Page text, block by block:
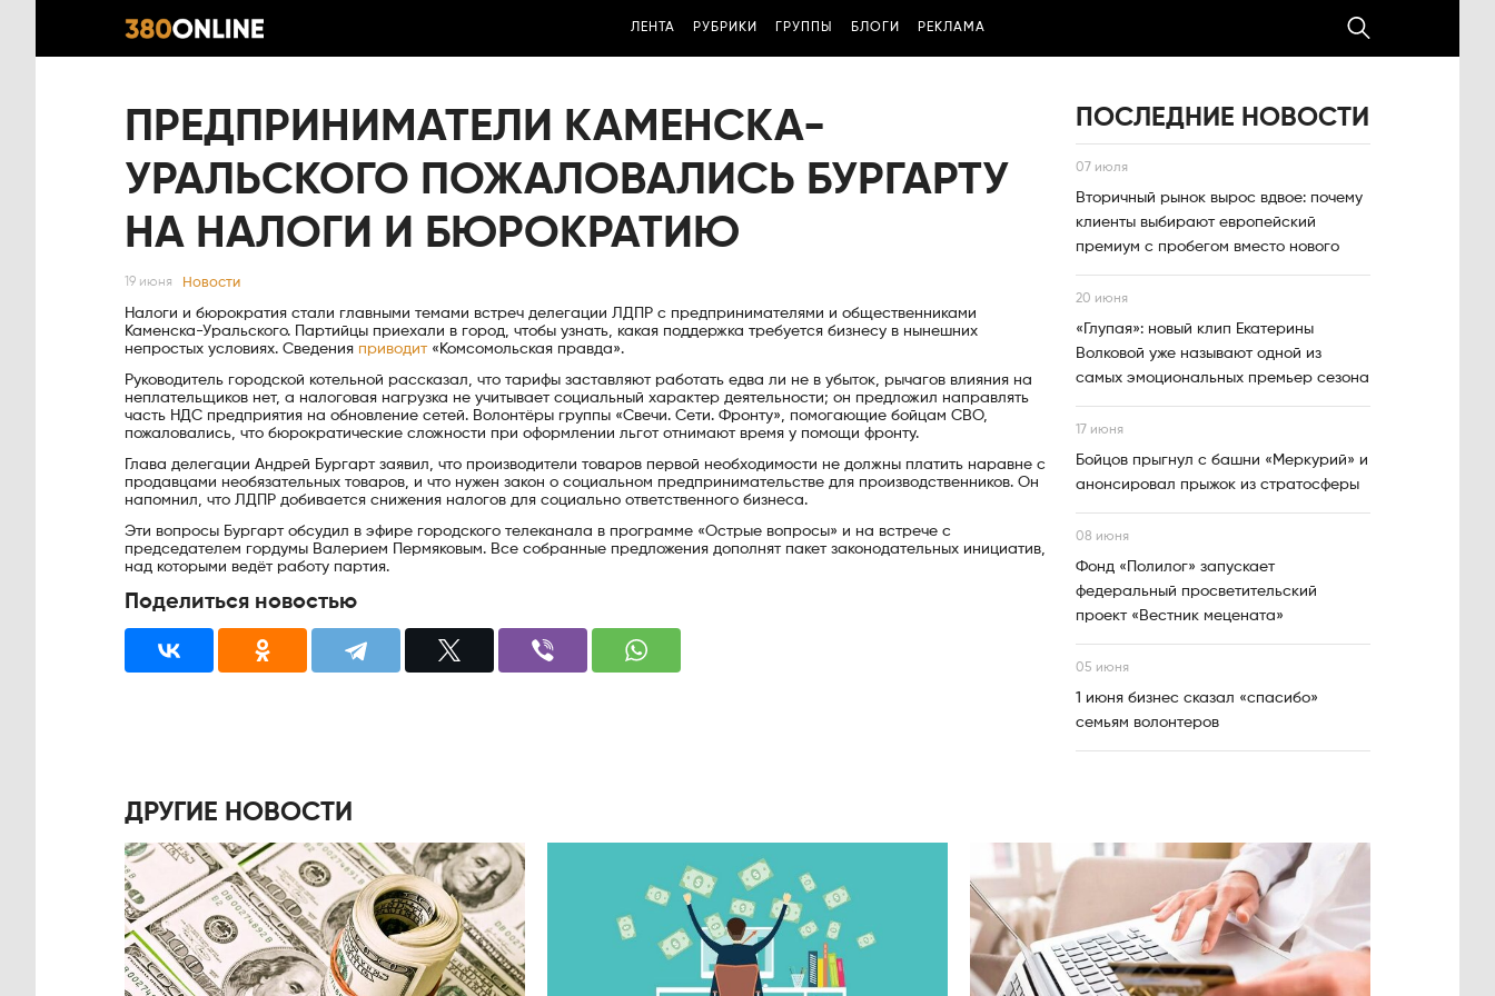
ЛЕНТА РУБРИКИ ГРУППЫ БЛОГИ РЕКЛАМА
ПРЕДПРИНИМАТЕЛИ КАМЕНСКА-
УРАЛЬСКОГО ПОЖАЛОВАЛИСЬ БУРГАРТУ
НА НАЛОГИ И БЮРОКРАТИЮ
19 июня Новости
Налоги и бюрократия стали главными темами встреч делегации ЛДПР с предпринимателями и общественниками
Каменска-Уральского. Партийцы приехали в город, чтобы узнать, какая поддержка требуется бизнесу в нынешних
непростых условиях. Сведения приводит«Комсомольская правда».
Руководитель городской котельной рассказал, что тарифы заставляют работать едва ли не в убыток, рычагов влияния на
неплательщиков нет, а налоговая нагрузка не учитывает социальный характер деятельности; он предложил направлять
часть НДС предприятия на обновление сетей. Волонтёры группы «Свечи. Сети. Фронту», помогающие бойцам СВО,
пожаловались, что бюрократические сложности при оформлении льгот отнимают время у помощи фронту.
Глава делегации Андрей Бургарт заявил, что производители товаров первой необходимости не должны платить наравне с
продавцами необязательных товаров, и что нужен закон о социальном предпринимательстве для производственников. Он
напомнил, что ЛДПР добивается снижения налогов для социально ответственного бизнеса.
Эти вопросы Бургарт обсудил в эфире городского телеканала в программе «Острые вопросы» и на встрече с
председателем гордумы Валерием Пермяковым. Все собранные предложения дополнят пакет законодательных инициатив,
над которыми ведёт работу партия.
Поделиться новостью
ПОСЛЕДНИЕ НОВОСТИ
07 июля
Вторичный рынок вырос вдвое: почему
клиенты выбирают европейский
премиум с пробегом вместо нового
20 июня
«Глупая»: новый клип Екатерины
Волковой уже называют одной из
самых эмоциональных премьер сезона
17 июня
Бойцов прыгнул с башни «Меркурий» и
анонсировал прыжок из стратосферы
08 июня
Фонд «Полилог» запускает
федеральный просветительский
проект «Вестник мецената»
05 июня
1 июня бизнес сказал «спасибо»
семьям волонтеров
ДРУГИЕ НОВОСТИ